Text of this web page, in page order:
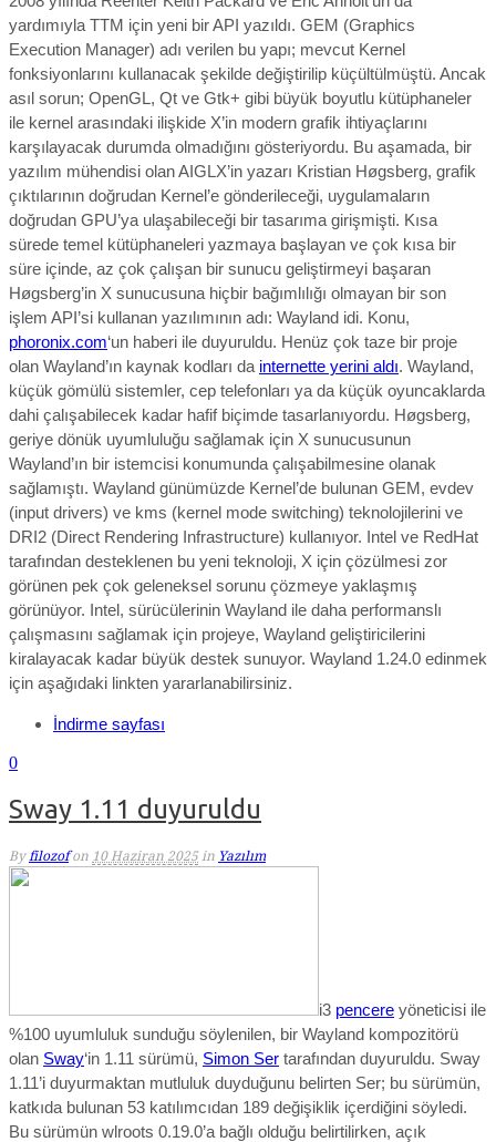
yardımıyla TTM için yeni bir API yazıldı. GEM (Graphics
Execution Manager) adı verilen bu yapı; mevcut Kernel
fonksiyonlarını kullanacak şekilde değiştirilip küçültülmüştü. Ancak
asıl sorun; OpenGL, Qt ve Gtk+ gibi büyük boyutlu kütüphaneler
ile kernel arasındaki ilişkide X’in modern grafik ihtiyaçlarını
karşılayacak durumda olmadığını gösteriyordu. Bu aşamada, bir
yazılım mühendisi olan AIGLX’in yazarı Kristian Høgsberg, grafik
çıktılarının doğrudan Kernel’e gönderileceği, uygulamaların
doğrudan GPU’ya ulaşabileceği bir tasarıma girişmişti. Kısa
sürede temel kütüphaneleri yazmaya başlayan ve çok kısa bir
süre içinde, az çok çalışan bir sunucu geliştirmeyi başaran
Høgsberg’in X sunucusuna hiçbir bağımlılığı olmayan bir son
işlem API’si kullanan yazılımının adı: Wayland idi. Konu,
phoronix.com‘un haberi ile duyuruldu. Henüz çok taze bir proje
olan Wayland’ın kaynak kodları da internette yerini aldı. Wayland,
küçük gömülü sistemler, cep telefonları ya da küçük oyuncaklarda
dahi çalışabilecek kadar hafif biçimde tasarlanıyordu. Høgsberg,
geriye dönük uyumluluğu sağlamak için X sunucusunun
Wayland’ın bir istemcisi konumunda çalışabilmesine olanak
sağlamıştı. Wayland günümüzde Kernel’de bulunan GEM, evdev
(input drivers) ve kms (kernel mode switching) teknolojilerini ve
DRI2 (Direct Rendering Infrastructure) kullanıyor. Intel ve RedHat
tarafından desteklenen bu yeni teknoloji, X için çözülmesi zor
görünen pek çok geleneksel sorunu çözmeye yaklaşmış
görünüyor. Intel, sürücülerinin Wayland ile daha performanslı
çalışmasını sağlamak için projeye, Wayland geliştiricilerini
kiralayacak kadar büyük destek sunuyor. Wayland 1.24.0 edinmek
için aşağıdaki linkten yararlanabilirsiniz.
İndirme sayfası
0
Sway 1.11 duyuruldu
By filozof on 10 Haziran 2025 in Yazılım
i3 pencere yöneticisi ile
%100 uyumluluk sunduğu söylenilen, bir Wayland kompozitörü
olan Sway‘in 1.11 sürümü, Simon Ser tarafından duyuruldu. Sway
1.11’i duyurmaktan mutluluk duyduğunu belirten Ser; bu sürümün,
katkıda bulunan 53 katılımcıdan 189 değişiklik içerdiğini söyledi.
Bu sürümün wlroots 0.19.0’a bağlı olduğu belirtilirken, açık